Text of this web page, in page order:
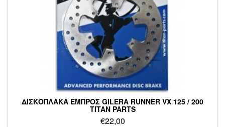
ΔΙΣΚΟΠΛΑΚΑ ΕΜΠΡΟΣ GILERA RUNNER VX 125 / 200
TITAN PARTS
€22,00